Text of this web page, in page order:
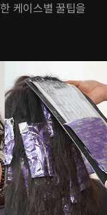
케이스별 꿀팁을